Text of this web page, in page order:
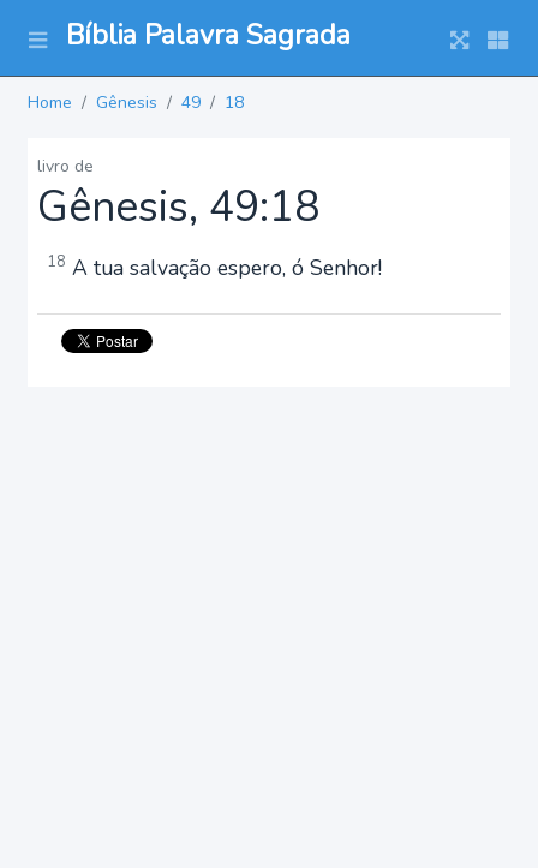
Bíblia Palavra Sagrada
Home Gênesis 49 18
livro de
Gênesis, 49:18
18 A tua salvação espero, ó Senhor!